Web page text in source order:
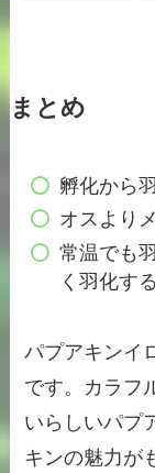
まとめ
孵化から
オスより
常温でも
く羽化する
パプアキンイ
です。カラフ
いらしいパプ
キンの魅力が